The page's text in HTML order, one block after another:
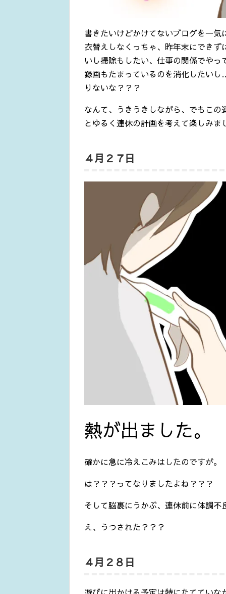
書きたいけどかけてないブログを一
衣替えしなくっちゃ、昨年末にでき
いし掃除もしたい、仕事の関係でや
録画もたまっているのを消化したい
りないな？？？
なんて、うきうきしながら、でもこ
とゆるく連休の計画を考えて楽しみま
４月２７日
熱が出ました。
確かに急に冷えこみはしたのですが。
は？？？ってなりましたよね？？？
そして脳裏にうかぶ、連休前に体調
え、うつされた？？？
４月２８日
遊びに出かける予定は特にたててい